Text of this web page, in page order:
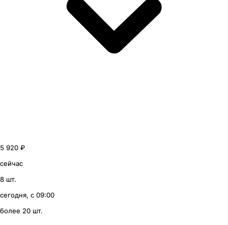
5 920 ₽
сейчас
8 шт.
сегодня, с 09:00
более 20 шт.